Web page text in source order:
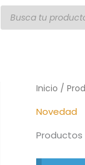
Búsqueda
de
productos
Inicio /
Novedad
Productos